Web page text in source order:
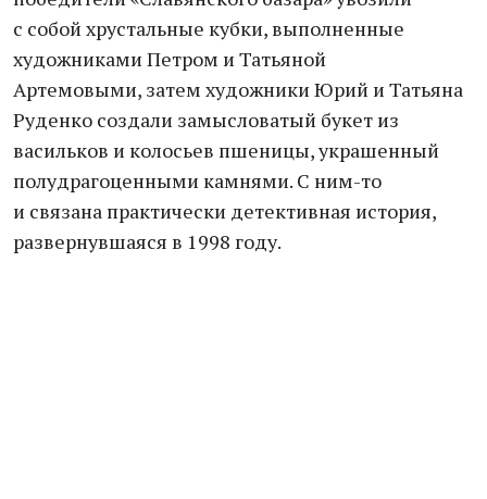
с собой хрустальные кубки, выполненные
художниками Петром и Татьяной
Артемовыми, затем художники Юрий и Татьяна
Руденко создали замысловатый букет из
васильков и колосьев пшеницы, украшенный
полудрагоценными камнями. С ним-то
и связана практически детективная история,
развернувшаяся в 1998 году.